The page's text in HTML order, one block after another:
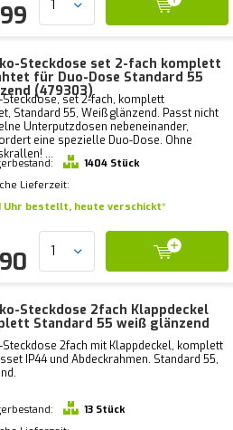
Steckdose set 2-fach komplett
für Duo-Dose Standard 55
(479303)
Steckdose, set 2-fach, komplett
Standard 55, Weiß glänzend. Passt nicht
Unterputzdosen nebeneinander,
eine spezielle Duo-Dose. Ohne
...
1404 Stück
Lieferzeit:
Uhr bestellt, heute verschickt*
Steckdose 2fach Klappdeckel
Standard 55 weiß glänzend
Steckdose 2fach mit Klappdeckel, komplett
IP44 und Abdeckrahmen. Standard 55,
13 Stück